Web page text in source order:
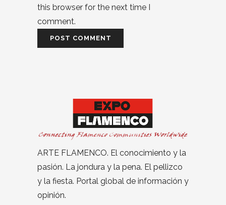
this browser for the next time I
comment.
ARTE FLAMENCO. El conocimiento y la
pasión. La jondura y la pena. El pellizco
y la fiesta. Portal global de información y
opinión.